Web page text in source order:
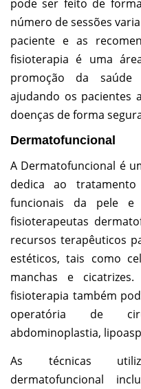
pode ser feito de
número de sessões
paciente e as
fisioterapia é uma
promoção da saúde
ajudando os pacientes
doenças de forma
Dermatofuncional
A Dermatofuncional é
dedica ao
funcionais da pele e
fisioterapeutas
recursos terapêuticos
estéticos, tais como
manchas e
fisioterapia também
operatória de
abdominoplastia,
As técnicas
dermatofuncional